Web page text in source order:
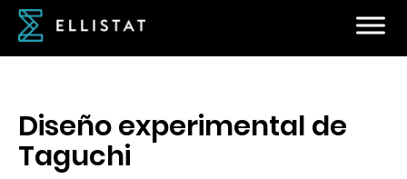
Diseño experimental de
Taguchi